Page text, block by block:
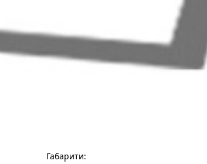
Габарити: